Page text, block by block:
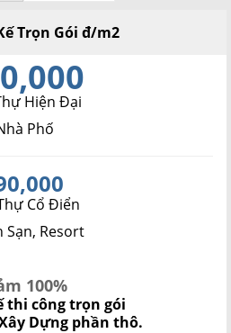
Trọn Gói đ/m2
Hiện Đại
Phố
Cổ Điển
Sạn, Resort
100%
thi công trọn gói
Dựng phần thô.